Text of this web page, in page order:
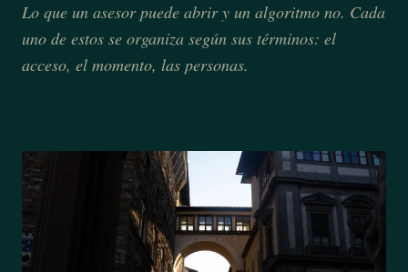
Lo que un asesor puede abrir y un algoritmo no. Cada
uno de estos se organiza según sus términos: el
acceso, el momento, las personas.